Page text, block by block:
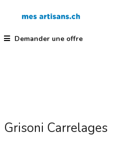
Demander une offre
Grisoni Carrelages